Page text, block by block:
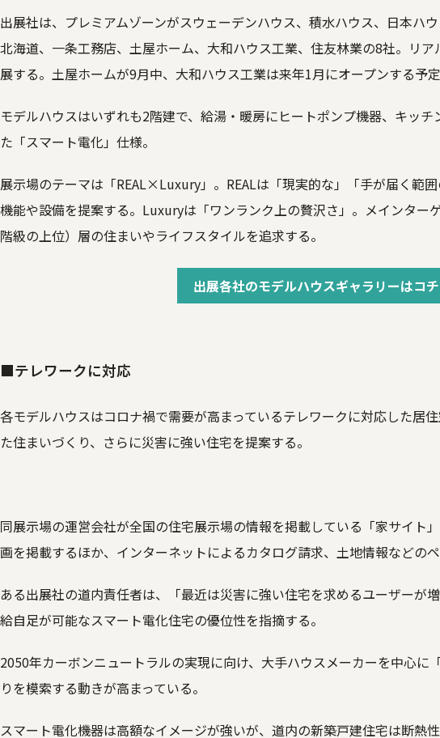
出展社は、プレミアムゾーンがスウェーデンハウス、積水ハウス、日本ハ
北海道、一条工務店、土屋ホーム、大和ハウス工業、住友林業の8社。リ
展する。土屋ホームが9月中、大和ハウス工業は来年1月にオープンする予定
モデルハウスはいずれも2階建で、給湯・暖房にヒートポンプ機器、キッ
た「スマート電化」仕様。
展示場のテーマは「REAL×Luxury」。REALは「現実的な」「手が届く範
機能や設備を提案する。Luxuryは「ワンランク上の贅沢さ」。メインター
階級の上位）層の住まいやライフスタイルを追求する。
出展各社のモデルハウスギャラリーはコ
■テレワークに対応
各モデルハウスはコロナ禍で需要が高まっているテレワークに対応した居
た住まいづくり、さらに災害に強い住宅を提案する。
同展示場の運営会社が全国の住宅展示場の情報を掲載している「家サイト
画を掲載するほか、インターネットによるカタログ請求、土地情報などのペ
ある出展社の道内責任者は、「最近は災害に強い住宅を求めるユーザーが
給自足が可能なスマート電化住宅の優位性を指摘する。
2050年カーボンニュートラルの実現に向け、大手ハウスメーカーを中心に
りを模索する動きが高まっている。
スマート電化機器は高額なイメージが強いが、道内の新築戸建住宅は断熱